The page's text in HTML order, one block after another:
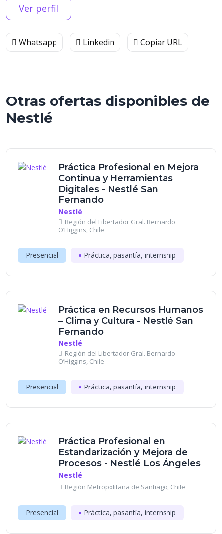
Ver perfil
Whatsapp Linkedin Copiar URL
Otras ofertas disponibles de
Nestlé
Práctica Profesional en Mejora
Continua y Herramientas
Digitales - Nestlé San
Fernando
Nestlé
Región del Libertador Gral. Bernardo
O’Higgins, Chile
Presencial Práctica, pasantía, internship
Práctica en Recursos Humanos
– Clima y Cultura - Nestlé San
Fernando
Nestlé
Región del Libertador Gral. Bernardo
O’Higgins, Chile
Presencial Práctica, pasantía, internship
Práctica Profesional en
Estandarización y Mejora de
Procesos - Nestlé Los Ángeles
Nestlé
Región Metropolitana de Santiago, Chile
Presencial Práctica, pasantía, internship